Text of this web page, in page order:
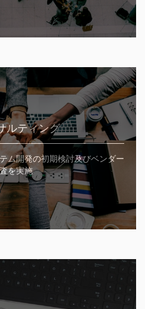
ルティング
ム開発の初期検討及びベンダー
を実施